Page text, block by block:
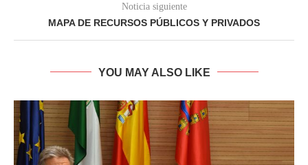
Noticia siguiente
MAPA DE RECURSOS PÚBLICOS Y PRIVADOS
YOU MAY ALSO LIKE